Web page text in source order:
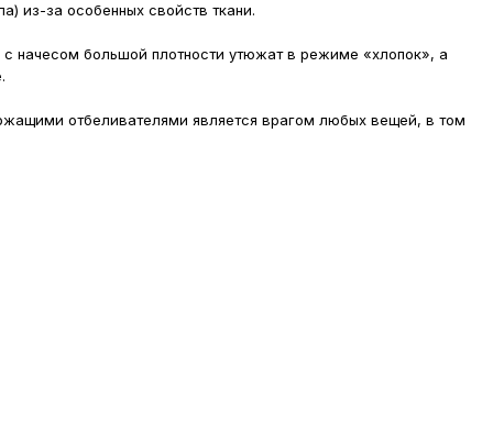
из-за особенных свойств ткани.
начесом большой плотности утюжат в режиме «хлопок», а
отбеливателями является врагом любых вещей, в том